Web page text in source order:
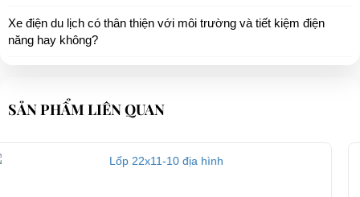
Xe điện du lịch có thân thiện với môi trường và tiết kiệm điện
năng hay không?
SẢN PHẨM LIÊN QUAN